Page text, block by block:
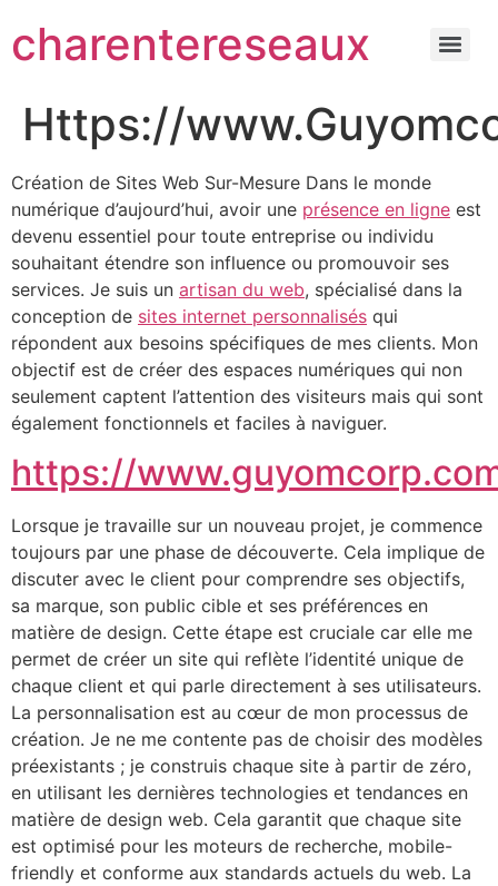
charentereseaux
Https://
Création de Sites Web Sur-Mesure Dans le monde
numérique d’aujourd’hui, avoir une présence en ligne est
devenu essentiel pour toute entreprise ou individu
souhaitant étendre son influence ou promouvoir ses
services. Je suis un artisan du web, spécialisé dans la
conception de sites internet personnalisés qui
répondent aux besoins spécifiques de mes clients. Mon
objectif est de créer des espaces numériques qui non
seulement captent l’attention des visiteurs mais qui sont
également fonctionnels et faciles à naviguer.
https://
Lorsque je travaille sur un nouveau projet, je commence
toujours par une phase de découverte. Cela implique de
discuter avec le client pour comprendre ses objectifs,
sa marque, son public cible et ses préférences en
matière de design. Cette étape est cruciale car elle me
permet de créer un site qui reflète l’identité unique de
chaque client et qui parle directement à ses utilisateurs.
La personnalisation est au cœur de mon processus de
création. Je ne me contente pas de choisir des modèles
préexistants ; je construis chaque site à partir de zéro,
en utilisant les dernières technologies et tendances en
matière de design web. Cela garantit que chaque site
est optimisé pour les moteurs de recherche, mobile-
friendly et conforme aux standards actuels du web. La